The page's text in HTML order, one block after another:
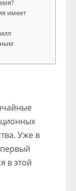
имеет
Уже в
в этой